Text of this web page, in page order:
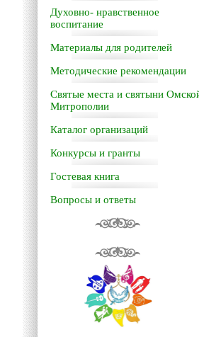
Духовно- нравственное
воспитание
Материалы для родителей
Методические рекомендации
Святые места и святыни Омской
Митрополии
Каталог организаций
Конкурсы и гранты
Гостевая книга
Вопросы и ответы